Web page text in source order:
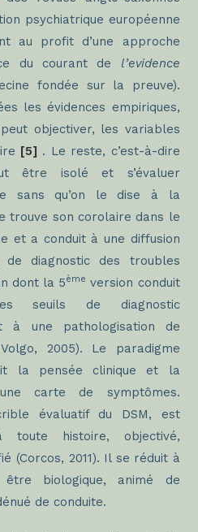
psychiatrique européenne
au profit d’une approche
du courant de l’evidence
fondée sur la preuve).
les évidences empiriques,
objectiver, les variables
[5] . Le reste, c’est-à-dire
être isolé et s’évaluer
sans qu’on le dise à la
trouve son corolaire dans le
et a conduit à une diffusion
diagnostic des troubles
dont la 5ème version conduit
seuils de diagnostic
à une pathologisation de
2005). Le paradigme
la pensée clinique et la
carte de symptômes.
évaluatif du DSM, est
toute histoire, objectivé,
(Corcos, 2011). Il se réduit à
biologique, animé de
de conduite.